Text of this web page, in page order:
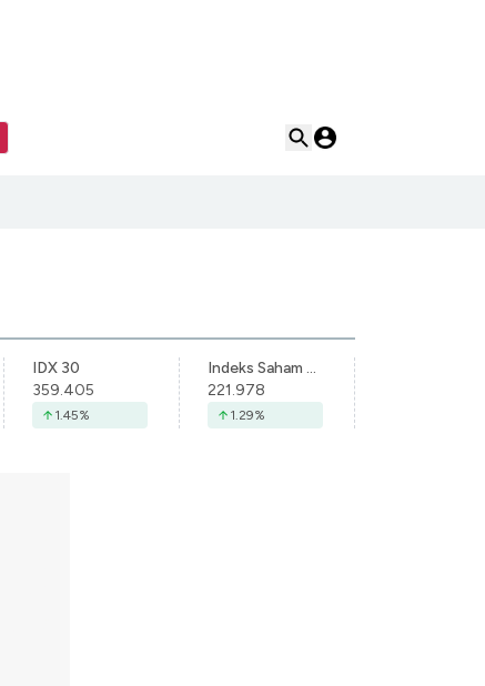
IDX 30
359.405
1.45%
Indeks Saham Syariah Indonesia
221.978
1.29%